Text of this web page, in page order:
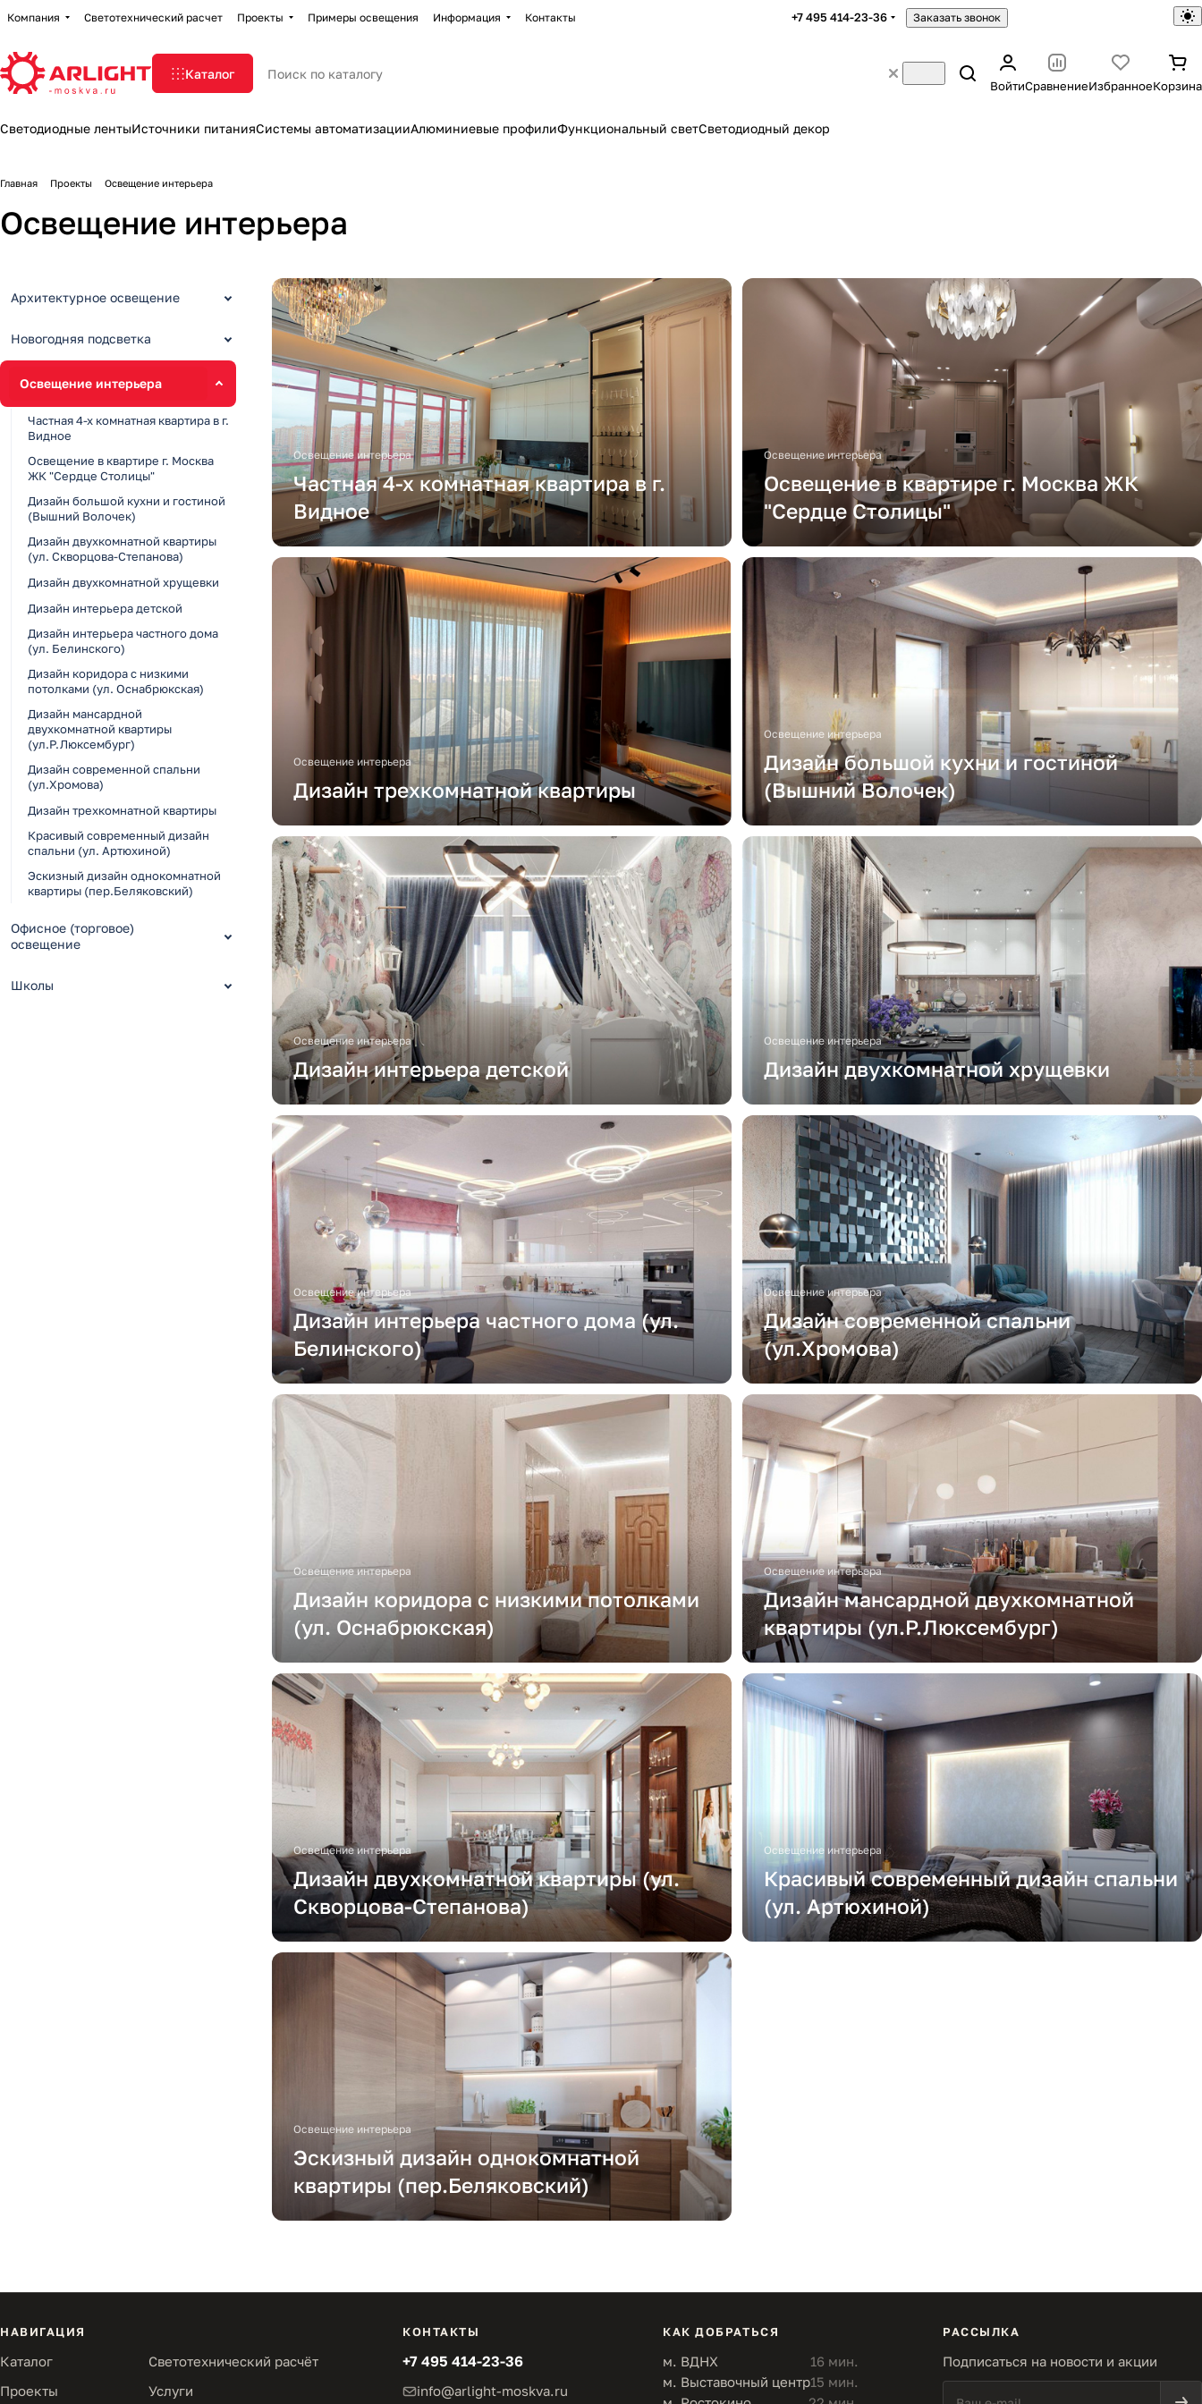
Компания Светотехнический расчет Проекты Примеры освещения Информация Контакты +7 495 414-23-36 Заказать звонок
Каталог
ВойтиСравнениеИзбранноеКорзина
Светодиодные лентыИсточники питанияСистемы автоматизацииАлюминиевые профилиФункциональный светСветодиодный декор
Главная Проекты Освещение интерьера
Освещение интерьера
Освещение интерьера
Частная 4-х комнатная квартира в г.
Видное
Освещение интерьера
Освещение в квартире г. Москва ЖК
"Сердце Столицы"
Освещение интерьера
Дизайн трехкомнатной квартиры
Освещение интерьера
Дизайн большой кухни и гостиной
(Вышний Волочек)
Освещение интерьера
Дизайн интерьера детской
Освещение интерьера
Дизайн двухкомнатной хрущевки
Освещение интерьера
Дизайн интерьера частного дома (ул.
Белинского)
Освещение интерьера
Дизайн современной спальни
(ул.Хромова)
Освещение интерьера
Дизайн коридора с низкими потолками
(ул. Оснабрюкская)
Освещение интерьера
Дизайн мансардной двухкомнатной
квартиры (ул.Р.Люксембург)
Освещение интерьера
Дизайн двухкомнатной квартиры (ул.
Скворцова-Степанова)
Освещение интерьера
Красивый современный дизайн спальни
(ул. Артюхиной)
Освещение интерьера
Эскизный дизайн однокомнатной
квартиры (пер.Беляковский)
Архитектурное освещение
Новогодняя подсветка
Освещение интерьера
Частная 4-х комнатная квартира в г.
Видное
Освещение в квартире г. Москва
ЖК "Сердце Столицы"
Дизайн большой кухни и гостиной
(Вышний Волочек)
Дизайн двухкомнатной квартиры
(ул. Скворцова-Степанова)
Дизайн двухкомнатной хрущевки
Дизайн интерьера детской
Дизайн интерьера частного дома
(ул. Белинского)
Дизайн коридора с низкими
потолками (ул. Оснабрюкская)
Дизайн мансардной
двухкомнатной квартиры
(ул.Р.Люксембург)
Дизайн современной спальни
(ул.Хромова)
Дизайн трехкомнатной квартиры
Красивый современный дизайн
спальни (ул. Артюхиной)
Эскизный дизайн однокомнатной
квартиры (пер.Беляковский)
Офисное (торговое)
освещение
Школы
НАВИГАЦИЯ
Каталог
Светотехнический расчёт
Проекты
Услуги
КОНТАКТЫ
+7 495 414-23-36
info@arlight-moskva.ru
КАК ДОБРАТЬСЯ
м. ВДНХ
16 мин.
м. Выставочный центр15 мин.
РАССЫЛКА
Подписаться на новости и акции